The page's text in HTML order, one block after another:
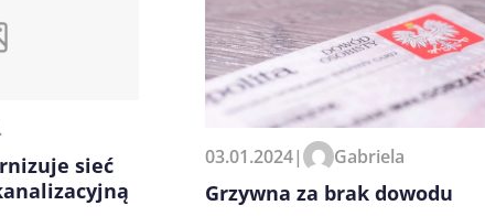
pisania
sieć
03.01.2024| Gabriela
Grzywna za brak dowodu